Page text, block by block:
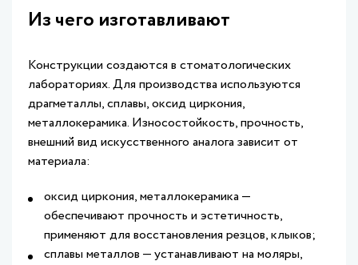
Из чего изготавливают
Конструкции создаются в стоматологических
лабораториях. Для производства используются
драгметаллы, сплавы, оксид циркония,
металлокерамика. Износостойкость, прочность,
внешний вид искусственного аналога зависит от
материала:
оксид циркония, металлокерамика —
обеспечивают прочность и эстетичность,
применяют для восстановления резцов, клыков;
сплавы металлов — устанавливают на моляры,